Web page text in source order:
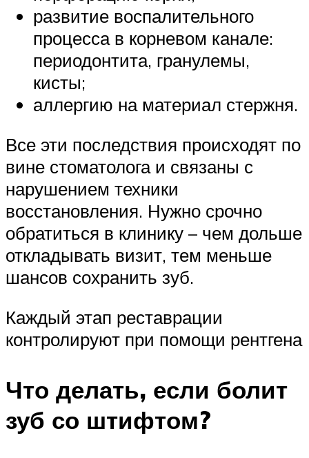
развитие воспалительного
процесса в корневом канале:
периодонтита, гранулемы,
кисты;
аллергию на материал стержня.
Все эти последствия происходят по
вине стоматолога и связаны с
нарушением техники
восстановления. Нужно срочно
обратиться в клинику – чем дольше
откладывать визит, тем меньше
шансов сохранить зуб.
Каждый этап реставрации
контролируют при помощи рентгена
Что делать, если болит
зуб со штифтом?